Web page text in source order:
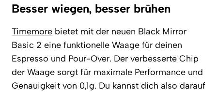
Besser wiegen, besser brühen
Timemore bietet mit der neuen Black Mirror
Basic 2 eine funktionelle Waage für deinen
Espresso und Pour-Over. Der verbesserte Chip
der Waage sorgt für maximale Performance und
Genauigkeit von 0,1g. Du kannst dich also darauf